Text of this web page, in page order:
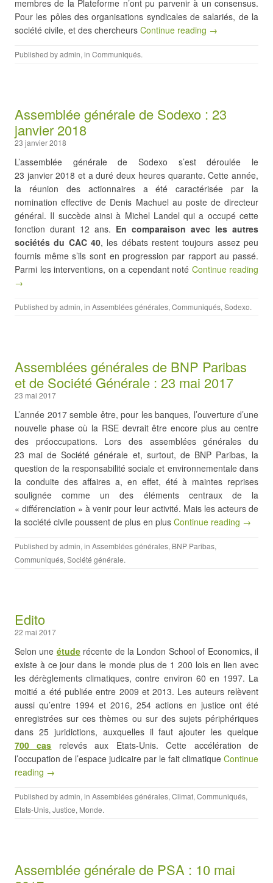
membres de la Plateforme n’ont pu parvenir à un consensus.
Pour les pôles des organisations syndicales de salariés, de la
société civile, et des chercheurs Continue reading →
Published byadmin, in Communiqués.
Assemblée générale de Sodexo : 23
janvier 2018
23 janvier 2018
L’assemblée générale de Sodexo s’est déroulée le
23 janvier 2018 et a duré deux heures quarante. Cette année,
la réunion des actionnaires a été caractérisée par la
nomination effective de Denis Machuel au poste de directeur
général. Il succède ainsi à Michel Landel qui a occupé cette
fonction durant 12 ans. En comparaison avec les autres
sociétés du CAC 40, les débats restent toujours assez peu
fournis même s’ils sont en progression par rapport au passé.
Parmi les interventions, on a cependant noté Continue reading
→
Published byadmin, in Assemblées générales, Communiqués, Sodexo.
Assemblées générales de BNP Paribas
et de Société Générale : 23 mai 2017
23 mai 2017
L’année 2017 semble être, pour les banques, l’ouverture d’une
nouvelle phase où la RSE devrait être encore plus au centre
des préoccupations. Lors des assemblées générales du
23 mai de Société générale et, surtout, de BNP Paribas, la
question de la responsabilité sociale et environnementale dans
la conduite des affaires a, en effet, été à maintes reprises
soulignée comme un des éléments centraux de la
« différenciation » à venir pour leur activité. Mais les acteurs de
la société civile poussent de plus en plus Continue reading →
Published byadmin, in Assemblées générales, BNP Paribas,
Communiqués, Société générale.
Edito
22 mai 2017
Selon une étuderécente de la London School of Economics, il
existe à ce jour dans le monde plus de 1 200 lois en lien avec
les dérèglements climatiques, contre environ 60 en 1997. La
moitié a été publiée entre 2009 et 2013. Les auteurs relèvent
aussi qu’entre 1994 et 2016, 254 actions en justice ont été
enregistrées sur ces thèmes ou sur des sujets périphériques
dans 25 juridictions, auxquelles il faut ajouter les quelque
700 cas relevés aux Etats-Unis. Cette accélération de
l’occupation de l’espace judicaire par le fait climatique Continue
reading →
Published byadmin, in Assemblées générales, Climat, Communiqués,
Etats-Unis, Justice, Monde.
Assemblée générale de PSA : 10 mai